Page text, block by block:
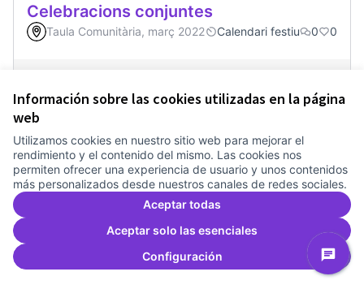
Información sobre las cookies utilizadas en la página
web
Utilizamos cookies en nuestro sitio web para mejorar el
rendimiento y el contenido del mismo. Las cookies nos
permiten ofrecer una experiencia de usuario y unos contenidos
más personalizados desde nuestros canales de redes sociales.
Aceptar todas
Aceptar solo las esenciales
Configuración
Celebracions conjuntes
Taula Comunitària, març 2022 Calendari festiu 0 0
Celebracions